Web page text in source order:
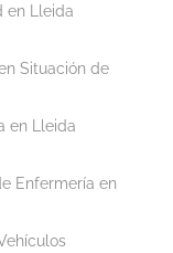
en Lleida
Situación de
en Lleida
Enfermería en